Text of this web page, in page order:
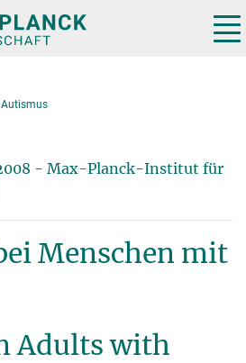
- Max-Planck-Institut für
Menschen mit
Adults with